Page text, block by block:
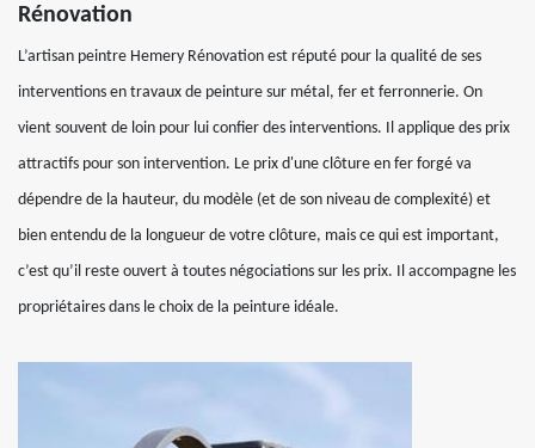
Rénovation
L’artisan peintre Hemery Rénovation est réputé pour la qualité de ses
interventions en travaux de peinture sur métal, fer et ferronnerie. On
vient souvent de loin pour lui confier des interventions. Il applique des prix
attractifs pour son intervention. Le prix d'une clôture en fer forgé va
dépendre de la hauteur, du modèle (et de son niveau de complexité) et
bien entendu de la longueur de votre clôture, mais ce qui est important,
c’est qu’il reste ouvert à toutes négociations sur les prix. Il accompagne les
propriétaires dans le choix de la peinture idéale.